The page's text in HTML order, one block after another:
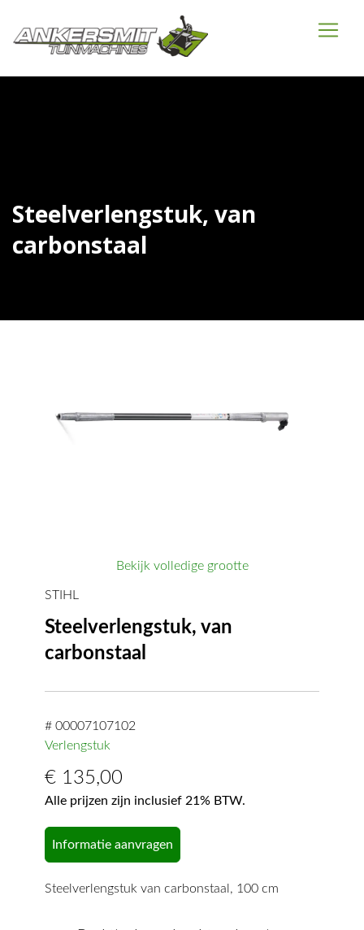
Steelverlengstuk, van
carbonstaal
Bekijk volledige grootte
STIHL
Steelverlengstuk, van
carbonstaal
# 00007107102
Verlengstuk
€ 135,00
Alle prijzen zijn inclusief 21% BTW.
Informatie aanvragen
Steelverlengstuk van carbonstaal, 100 cm